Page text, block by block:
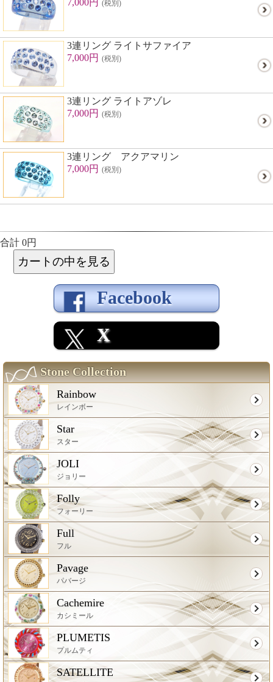
7,000円 (税別)
3連リング ライトサファイア
7,000円 (税別)
3連リング ライトアゾレ
7,000円 (税別)
3連リング アクアマリン
7,000円 (税別)
合計 0円
Facebook
X
Stone Collection
Rainbow
レインボー
Star
スター
JOLI
ジョリー
Folly
フォーリー
Full
フル
Pavage
パバージ
Cachemire
カシミール
PLUMETIS
プルムティ
SATELLITE